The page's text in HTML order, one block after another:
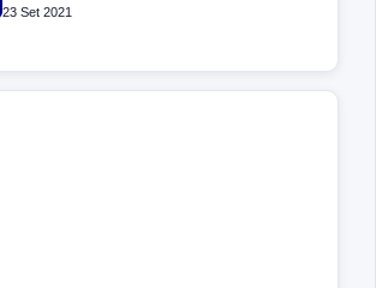
23 Set 2021